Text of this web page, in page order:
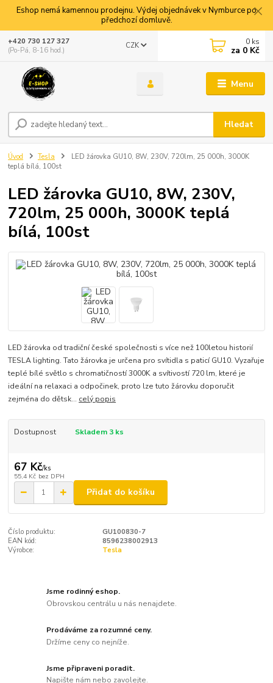
Eshop nemá kamennou prodejnu. Výdej objednávek v Nymburce po
předchozí domluvě.
Menu
CZK
Hledat
+420 730 127 327
(Po-Pá, 8-16 hod.)
0 ks
za 0 Kč
Úvod Tesla
LED žárovka GU10, 8W, 230V, 720lm, 25 000h, 3000K
teplá bílá, 100st
LED žárovka GU10, 8W, 230V,
720lm, 25 000h, 3000K teplá
bílá, 100st
LED žárovka od tradiční české společnosti s více než 100letou historií
TESLA lighting. Tato žárovka je určena pro svítidla s paticí GU10. Vyzařuje
teplé bílé světlo s chromatičností 3000K a svítivostí 720 lm, které je
ideální na relaxaci a odpočinek, proto lze tuto žárovku doporučit
zejména do dětsk... celý popis
Dostupnost Skladem 3 ks
67 Kč/ks
55,4 Kč bez DPH
Přidat do košíku
Číslo produktu:
GU100830-7
EAN kód:
8596238002913
Výrobce:
Tesla
Jsme rodinný eshop.
Obrovskou centrálu u nás nenajdete.
Prodáváme za rozumné ceny.
Držíme ceny co nejníže.
Jsme připraveni poradit.
Napište nám nebo zavolejte.